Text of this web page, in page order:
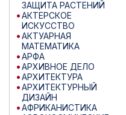
ЗАЩИТА РАСТЕНИЙ
АКТЕРСКОЕ
ИСКУССТВО
АКТУАРНАЯ
МАТЕМАТИКА
АРФА
АРХИВНОЕ ДЕЛО
АРХИТЕКТУРА
АРХИТЕКТУРНЫЙ
ДИЗАЙН
АФРИКАНИСТИКА